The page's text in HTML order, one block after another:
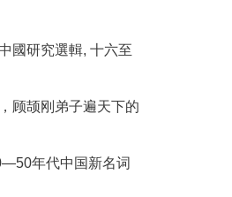
國研究選輯, 十六至
顾颉刚弟子遍天下的
年代中国新名词